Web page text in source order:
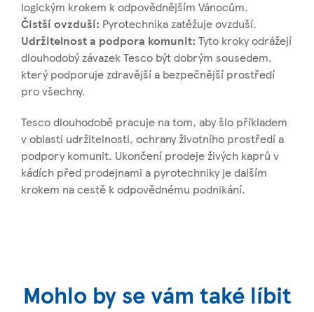
logickým krokem k odpovědnějším Vánocům.
Čistší ovzduší: Pyrotechnika zatěžuje ovzduší.
Udržitelnost a podpora komunit: Tyto kroky odrážejí
dlouhodobý závazek Tesco být dobrým sousedem,
který podporuje zdravější a bezpečnější prostředí
pro všechny.
Tesco dlouhodobě pracuje na tom, aby šlo příkladem
v oblasti udržitelnosti, ochrany životního prostředí a
podpory komunit. Ukončení prodeje živých kaprů v
kádích před prodejnami a pyrotechniky je dalším
krokem na cestě k odpovědnému podnikání.
Mohlo by se vám také líbit